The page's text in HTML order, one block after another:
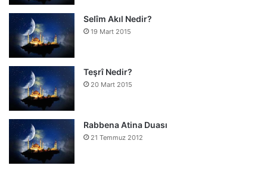
Selîm Akıl Nedir?
19 Mart 2015
Teşrî Nedir?
20 Mart 2015
Rabbena Atina Duası
21 Temmuz 2012